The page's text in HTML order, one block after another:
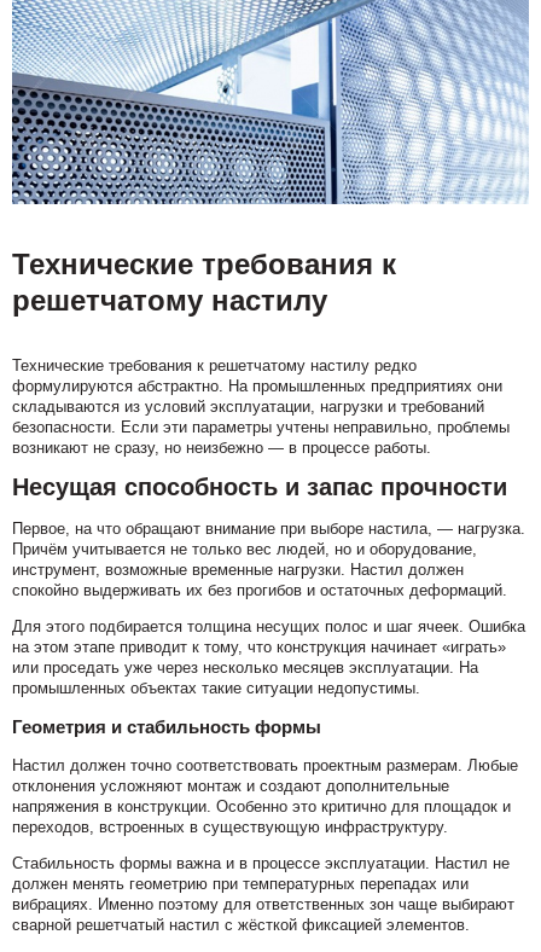
Технические требования к
решетчатому настилу
Технические требования к решетчатому настилу редко
формулируются абстрактно. На промышленных предприятиях они
складываются из условий эксплуатации, нагрузки и требований
безопасности. Если эти параметры учтены неправильно, проблемы
возникают не сразу, но неизбежно — в процессе работы.
Несущая способность и запас прочности
Первое, на что обращают внимание при выборе настила, — нагрузка.
Причём учитывается не только вес людей, но и оборудование,
инструмент, возможные временные нагрузки. Настил должен
спокойно выдерживать их без прогибов и остаточных деформаций.
Для этого подбирается толщина несущих полос и шаг ячеек. Ошибка
на этом этапе приводит к тому, что конструкция начинает «играть»
или проседать уже через несколько месяцев эксплуатации. На
промышленных объектах такие ситуации недопустимы.
Геометрия и стабильность формы
Настил должен точно соответствовать проектным размерам. Любые
отклонения усложняют монтаж и создают дополнительные
напряжения в конструкции. Особенно это критично для площадок и
переходов, встроенных в существующую инфраструктуру.
Стабильность формы важна и в процессе эксплуатации. Настил не
должен менять геометрию при температурных перепадах или
вибрациях. Именно поэтому для ответственных зон чаще выбирают
сварной решетчатый настил с жёсткой фиксацией элементов.